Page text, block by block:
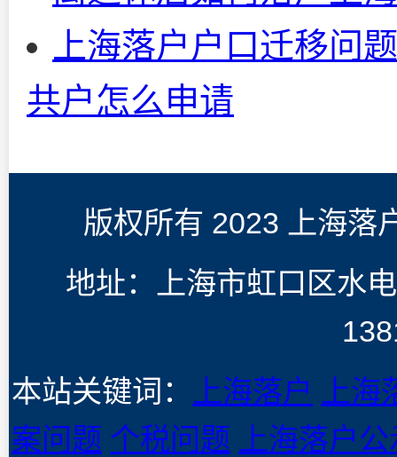
上海落户户口迁移问
共户怎么申请
版权所有 2023 上海落
地址：上海市虹口区水
本站关键词：
上海落户
上
案问题 个税问题
上海落户